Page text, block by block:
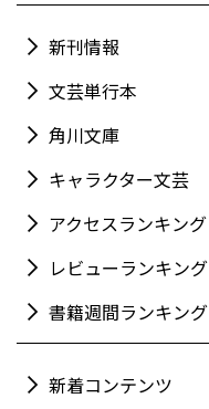
新刊情報
文芸単行本
角川文庫
キャラクター文芸
アクセスランキング
レビューランキング
書籍週間ランキング
新着コンテンツ